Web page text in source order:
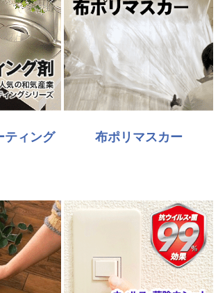
ティング
布ポリマスカー